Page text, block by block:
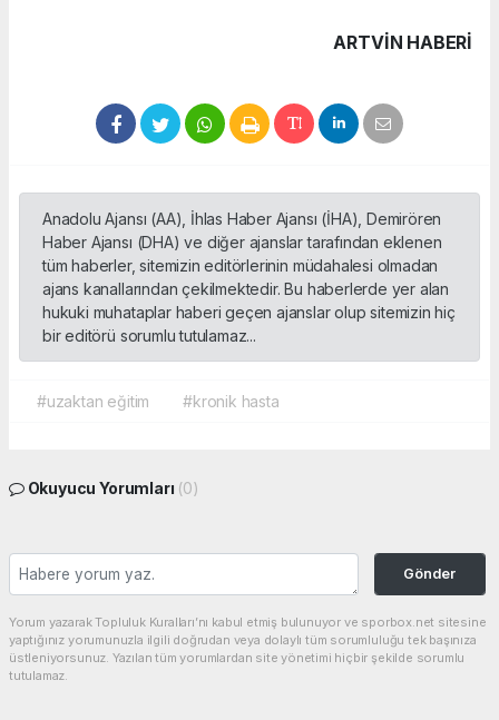
ARTVIN HABERİ
Anadolu Ajansı (AA), İhlas Haber Ajansı (İHA), Demirören
Haber Ajansı (DHA) ve diğer ajanslar tarafından eklenen
tüm haberler, sitemizin editörlerinin müdahalesi olmadan
ajans kanallarından çekilmektedir. Bu haberlerde yer alan
hukuki muhataplar haberi geçen ajanslar olup sitemizin hiç
bir editörü sorumlu tutulamaz...
#uzaktan eğitim #kronik hasta
Okuyucu Yorumları (0)
Gönder
Yorum yazarak Topluluk Kuralları’nı kabul etmiş bulunuyor ve sporbox.net sitesine
yaptığınız yorumunuzla ilgili doğrudan veya dolaylı tüm sorumluluğu tek başınıza
üstleniyorsunuz. Yazılan tüm yorumlardan site yönetimi hiçbir şekilde sorumlu
tutulamaz.